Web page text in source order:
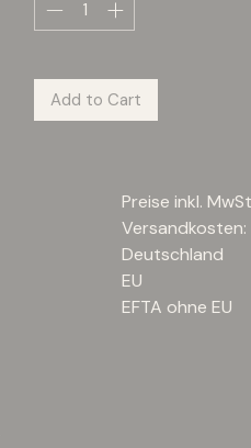
Add to Cart
Preise inkl. MwSt
​​Versandkosten:
EU
EFTA ohne